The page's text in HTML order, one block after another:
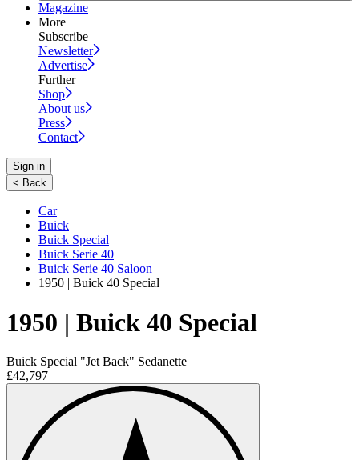
Magazine
More
Subscribe
Newsletter
Advertise
Further
Shop
About us
Press
Contact
Sign in
< Back |
Car
Buick
Buick Special
Buick Serie 40
Buick Serie 40 Saloon
1950 | Buick 40 Special
1950 | Buick 40 Special
Buick Special "Jet Back" Sedanette
£42,797